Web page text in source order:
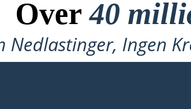
Over40
Nedlastinger, Ingen